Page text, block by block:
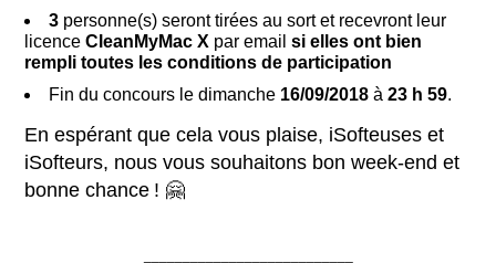
3 personne(s) seront tirées au sort et recevront leur
licenceCleanMyMac X par emailsi elles ont bien
rempli toutes les conditions de participation
Fin du concours le dimanche 16/09/2018 à23 h 59.
En espérant que cela vous plaise, iSofteuses et
iSofteurs, nous vous souhaitons bon week-end et
bonne chance ! 🤗